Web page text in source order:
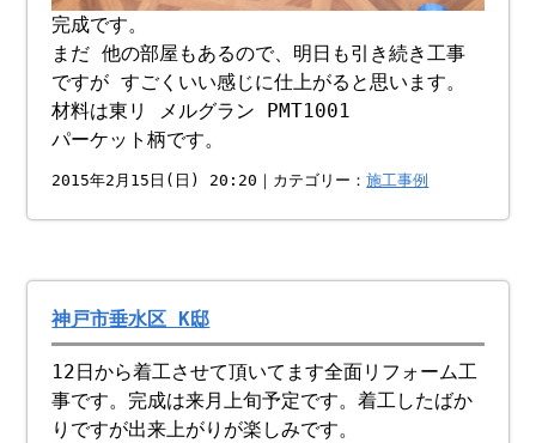
完成です。
まだ 他の部屋もあるので、明日も引き続き工事
ですが すごくいい感じに仕上がると思います。
材料は東リ メルグラン PMT1001
パーケット柄です。
2015年2月15日(日) 20:20｜カテゴリー：施工事例
神戸市垂水区 K邸
12日から着工させて頂いてます全面リフォーム工
事です。完成は来月上旬予定です。着工したばか
りですが出来上がりが楽しみです。